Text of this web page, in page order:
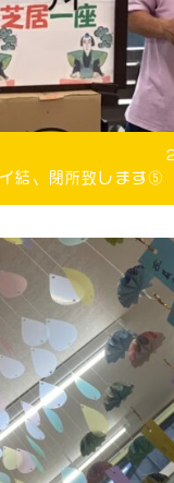
結、閉所致します⑤